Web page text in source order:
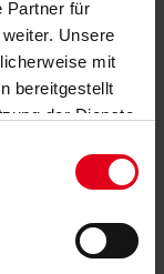
Partner für
Unsere
mit
bereitgestellt
der Dienste